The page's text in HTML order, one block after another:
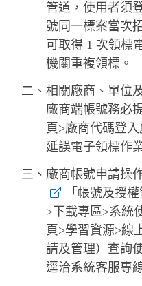
管道，使用者須
號同一標案當次
可取得 1 次領標
機關重複領標。
二、相關廠商、單位
廠商端帳號務必
頁>廠商代碼登
延誤電子領標作
三、廠商帳號申請操
「帳號及授
>下載專區>系統
頁>學習資源>線
請及管理）查詢
逕洽系統客服專